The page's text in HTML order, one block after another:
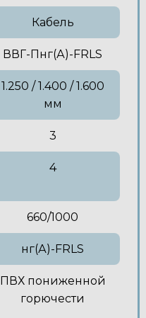
Кабель
ВВГ-Пнг(А)-FRLS
1.250 / 1.400 / 1.600
мм
3
4
660/1000
нг(А)-FRLS
ПВХ пониженной
горючести